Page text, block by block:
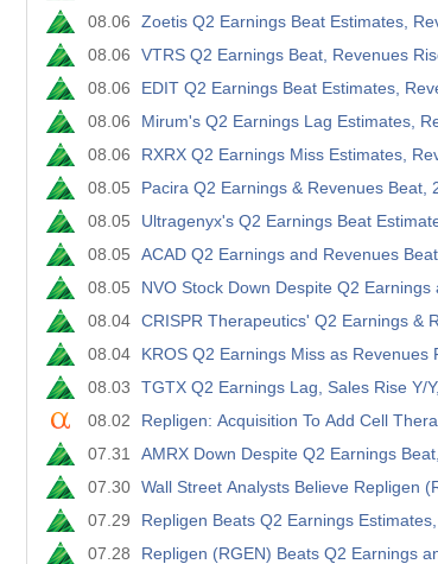
08.06
Zoetis Q2 Earnings Beat Estimates,
08.06
VTRS Q2 Earnings Beat, Revenues
08.06
EDIT Q2 Earnings Beat Estimates,
08.06
Mirum's Q2 Earnings Lag Estimates,
08.06
RXRX Q2 Earnings Miss Estimates,
08.05
Pacira Q2 Earnings & Revenues Beat,
08.05
Ultragenyx's Q2 Earnings Beat
08.05
ACAD Q2 Earnings and Revenues
08.05
NVO Stock Down Despite Q2
08.04 CRISPR Therapeutics' Q2 Earnings &
08.04
KROS Q2 Earnings Miss as
08.03
TGTX Q2 Earnings Lag, Sales Rise Y/
08.02
Repligen: Acquisition To Add Cell
07.31
AMRX Down Despite Q2 Earnings
07.30 Wall Street Analysts Believe Repligen
07.29
Repligen Beats Q2 Earnings
07.28
Repligen (RGEN) Beats Q2 Earnings